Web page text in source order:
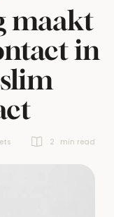
maakt
in
2 min read